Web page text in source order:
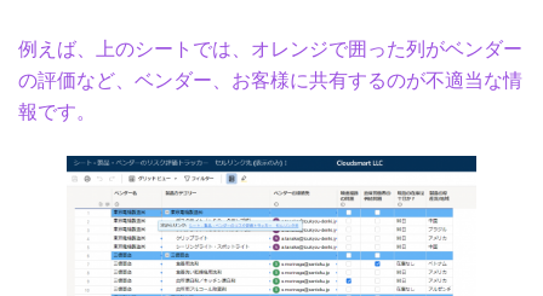
例えば、上のシートでは、オレンジで囲った列がベンダー
の評価など、ベンダー、お客様に共有するのが不適当な情
報です。